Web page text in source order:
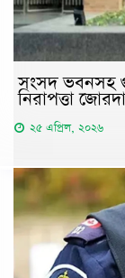
সংসদ ভবনসহ
নিরাপত্তা
২৫ এপ্রিল, ২০২৬